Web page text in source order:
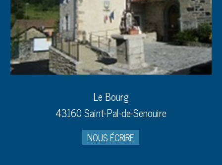
Le Bourg
43160 Saint-Pal-de-Senouire
NOUS ÉCRIRE